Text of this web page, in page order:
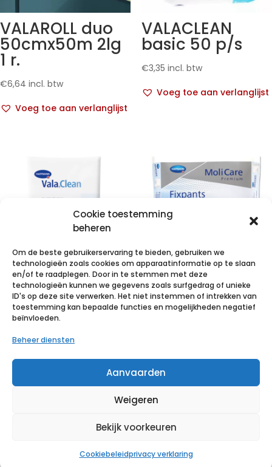
Cookie toestemming
beheren
Om de beste gebruikerservaring te bieden, gebruiken we
technologieën zoals cookies om apparaatinformatie op te slaan
en/of te raadplegen. Door in te stemmen met deze
technologieën kunnen we gegevens zoals surfgedrag of unieke
ID's op deze site verwerken. Het niet instemmen of intrekken van
toestemming kan bepaalde functies en mogelijkheden negatief
beïnvloeden.
Beheer diensten
Aanvaarden
Weigeren
Bekijk voorkeuren
Cookiebeleidprivacy verklaring
VALAROLL duo
50cmx50m 2lg
1 r.
€6,64 incl. btw
Voeg toe aan verlanglijst
VALACLEAN
basic 50 p/s
€3,35 incl. btw
Voeg toe aan verlanglijst
VALACLEAN film
1×50 p/s
Voeg toe aan verlanglijst
MoliCare Pr
Fixpnt longl M
Voeg toe aan verlanglijst